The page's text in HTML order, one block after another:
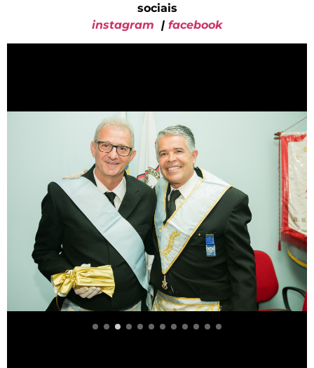
sociais
instagram | facebook